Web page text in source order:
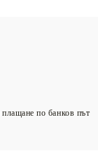
плащане по банков път